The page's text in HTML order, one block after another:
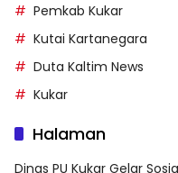
Pemkab Kukar
Kutai Kartanegara
Duta Kaltim News
Kukar
Halaman
Dinas PU Kukar Gelar